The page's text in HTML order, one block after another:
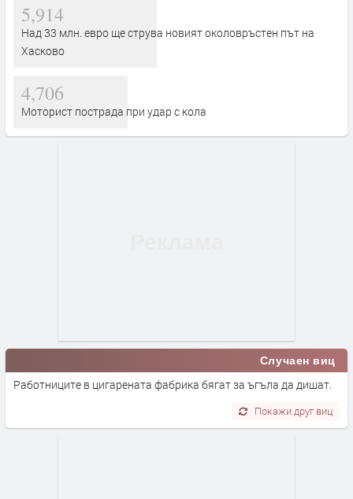
5,914
Над 33 млн. евро ще струва новият околовръстен път на
Хасково
4,706
Моторист пострада при удар с кола
Случаен виц
Работниците в цигарената фабрика бягат за ъгъла да дишат.
Покажи друг виц